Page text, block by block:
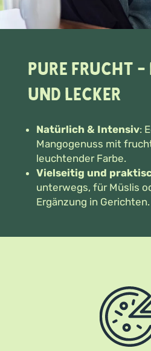
pure Frucht
und lecker
Natürlich & Intensiv:
Mangogenuss mit
leuchtender Farbe.
Vielseitig und
unterwegs, für Müslis
Ergänzung in Gerichten.